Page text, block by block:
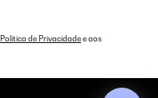
Política de Privacidadee aos